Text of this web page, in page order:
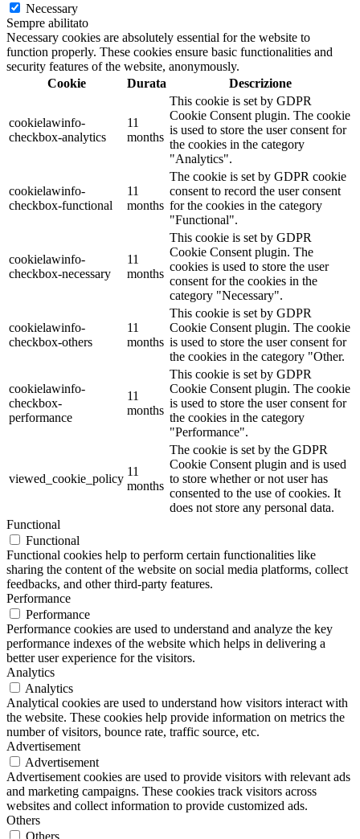
Necessary
Sempre abilitato
Necessary cookies are absolutely essential for the website to
function properly. These cookies ensure basic functionalities and
security features of the website, anonymously.
Cookie
Durata Descrizione
cookielawinfo-
checkbox-analytics
11
months
This cookie is set by GDPR
Cookie Consent plugin. The cookie
is used to store the user consent for
the cookies in the category
"Analytics".
cookielawinfo-
checkbox-functional
11
months
The cookie is set by GDPR cookie
consent to record the user consent
for the cookies in the category
"Functional".
cookielawinfo-
checkbox-necessary
11
months
This cookie is set by GDPR
Cookie Consent plugin. The
cookies is used to store the user
consent for the cookies in the
category "Necessary".
cookielawinfo-
checkbox-others
11
months
This cookie is set by GDPR
Cookie Consent plugin. The cookie
is used to store the user consent for
the cookies in the category "Other.
cookielawinfo-
checkbox-
performance
11
months
This cookie is set by GDPR
Cookie Consent plugin. The cookie
is used to store the user consent for
the cookies in the category
"Performance".
viewed_cookie_policy
11
months
The cookie is set by the GDPR
Cookie Consent plugin and is used
to store whether or not user has
consented to the use of cookies. It
does not store any personal data.
Functional
Functional
Functional cookies help to perform certain functionalities like
sharing the content of the website on social media platforms, collect
feedbacks, and other third-party features.
Performance
Performance
Performance cookies are used to understand and analyze the key
performance indexes of the website which helps in delivering a
better user experience for the visitors.
Analytics
Analytics
Analytical cookies are used to understand how visitors interact with
the website. These cookies help provide information on metrics the
number of visitors, bounce rate, traffic source, etc.
Advertisement
Advertisement
Advertisement cookies are used to provide visitors with relevant ads
and marketing campaigns. These cookies track visitors across
websites and collect information to provide customized ads.
Others
Others